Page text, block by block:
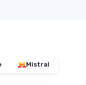
Mistral